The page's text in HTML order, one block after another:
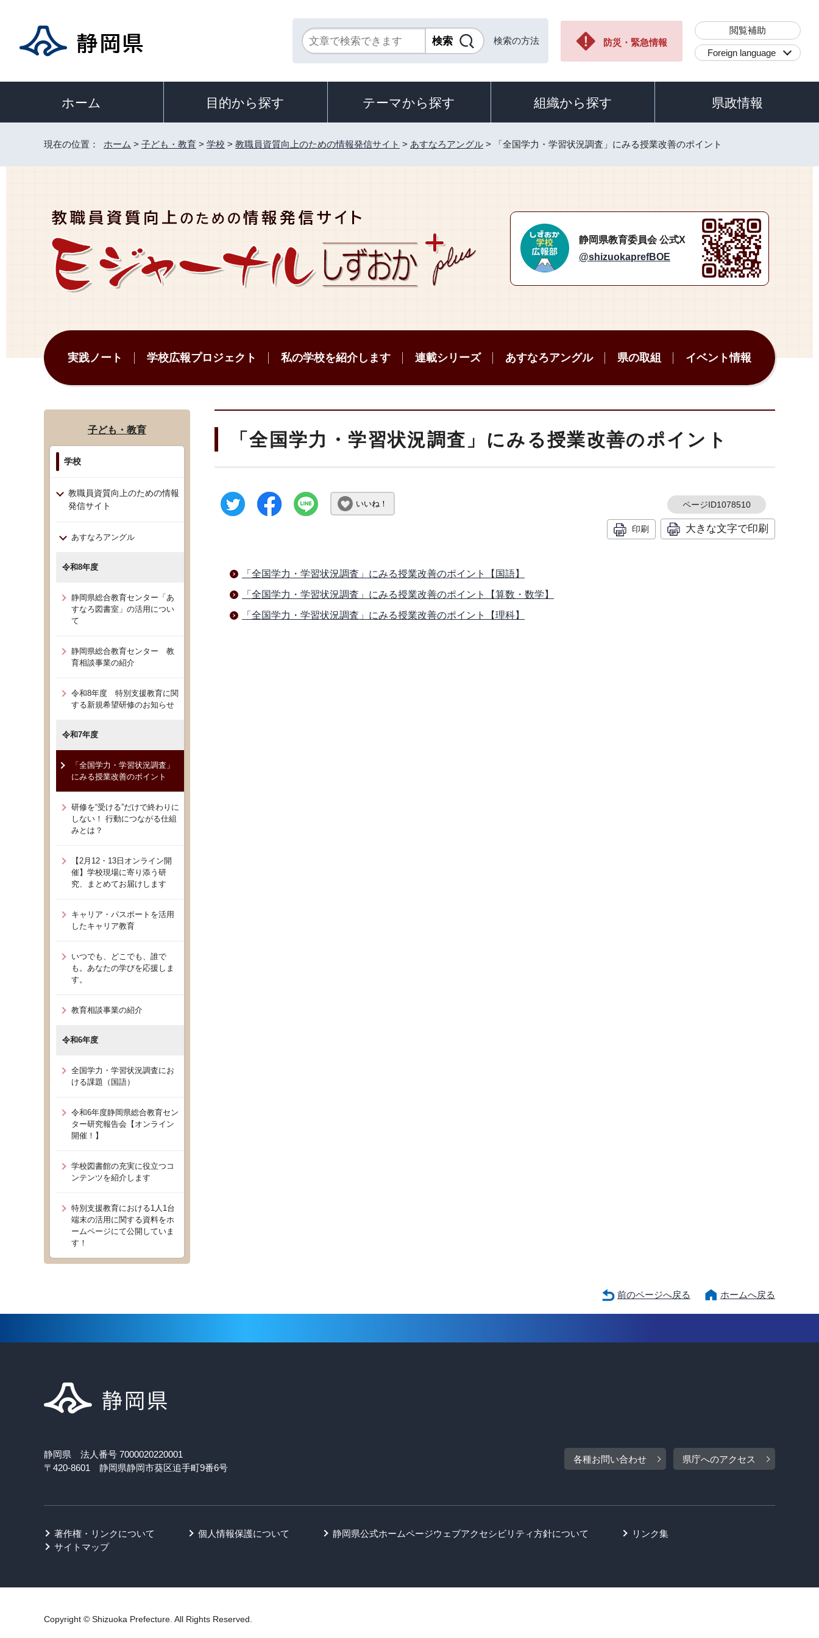
検索の方法 防災・緊急情報
閲覧補助
Foreign language
ホーム 目的から探す テーマから探す 組織から探す 県政情報
現在の位置： ホーム > 子ども・教育 > 学校 > 教職員資質向上のための情報発信サイト > あすなろアングル > 「全国学力・学習状況調査」にみる授業改善のポイント
静岡県教育委員会 公式X
@shizuokaprefBOE
実践ノート 学校広報プロジェクト 私の学校を紹介します 連載シリーズ あすなろアングル 県の取組 イベント情報
「全国学力・学習状況調査」にみる授業改善のポイント
いいね！ ページID1078510
印刷 大きな文字で印刷
「全国学力・学習状況調査」にみる授業改善のポイント【国語】
「全国学力・学習状況調査」にみる授業改善のポイント【算数・数学】
「全国学力・学習状況調査」にみる授業改善のポイント【理科】
子ども・教育
学校
教職員資質向上のための情報
発信サイト
あすなろアングル
令和8年度
静岡県総合教育センター「あ
すなろ図書室」の活用につい
て
静岡県総合教育センター 教
育相談事業の紹介
令和8年度 特別支援教育に関
する新規希望研修のお知らせ
令和7年度
「全国学力・学習状況調査」
にみる授業改善のポイント
研修を“受ける”だけで終わりに
しない！ 行動につながる仕組
みとは？
【2月12・13日オンライン開
催】学校現場に寄り添う研
究、まとめてお届けします
キャリア・パスポートを活用
したキャリア教育
いつでも、どこでも、誰で
も。あなたの学びを応援しま
す。
教育相談事業の紹介
令和6年度
全国学力・学習状況調査にお
ける課題（国語）
令和6年度静岡県総合教育セン
ター研究報告会【オンライン
開催！】
学校図書館の充実に役立つコ
ンテンツを紹介します
特別支援教育における1人1台
端末の活用に関する資料をホ
ームページにて公開していま
す！
前のページへ戻る ホームへ戻る
静岡県 法人番号 7000020220001
〒420-8601 静岡県静岡市葵区追手町9番6号
各種お問い合わせ 県庁へのアクセス
著作権・リンクについて 個人情報保護について 静岡県公式ホームページウェブアクセシビリティ方針について
リンク集
サイトマップ
Copyright © Shizuoka Prefecture. All Rights Reserved.